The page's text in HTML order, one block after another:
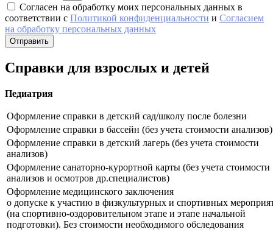
Согласен на обработку моих персональных данных в
соответствии с Политикой конфиденциальности и Согласием
на обработку персональных данных
Отправить
Справки для взрослых и детей
Педиатрия
Оформление справки в детский сад/школу после болезни
Оформление справки в бассейн (без учета стоимости анализов)
Оформление справки в детский лагерь (без учета стоимости
анализов)
Оформление санаторно-курортной карты (без учета стоимости
анализов и осмотров др.специалистов)
Оформление медицинского заключения
о допуске к участию в физкультурных и спортивных
(на спортивно-оздоровительном этапе и этапе начальной
подготовки). Без стоимости необходимого обследования